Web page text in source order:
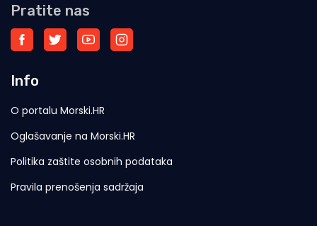
Pratite nas
Info
O portalu Morski.HR
Oglašavanje na Morski.HR
Politika zaštite osobnih podataka
Pravila prenošenja sadržaja